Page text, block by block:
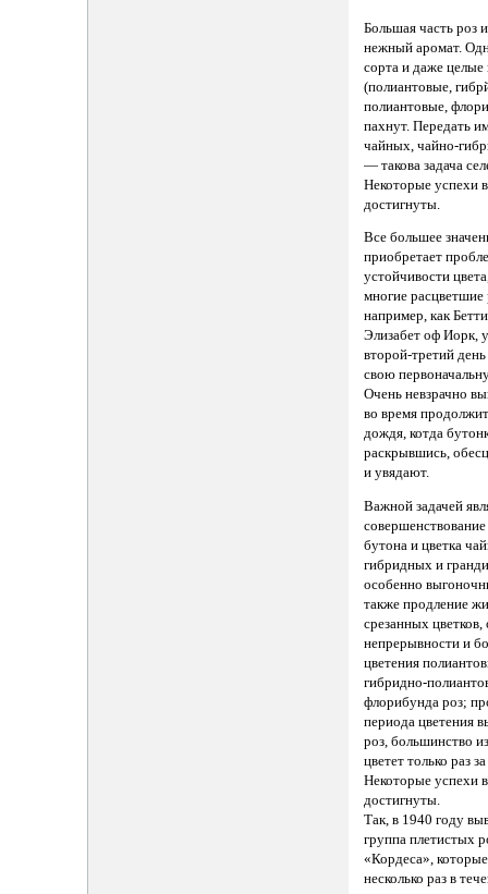
Большая часть роз
нежный аромат.
сорта и даже
(полиантовые,
полиантовые,
пахнут. Передать
чайных, чайно-
— такова задача
Некоторые успехи
достигнуты.
Все большее
приобретает
устойчивости
многие расцветшие
например, как
Элизабет оф Иорк,
второй-третий
свою
Очень невзрачно
во время
дождя, котда
раскрывшись,
и увядают.
Важной задачей
бутона и цветка
гибридных и
особенно
также продление
срезанных цветков,
непрерывности и
цветения
гибридно-
флорибунда роз;
периода цветения
роз, большинство
цветет только раз
Некоторые успехи
достигнуты.
Так, в 1940 году
группа плетистых
«Кордеса»,
несколько раз в